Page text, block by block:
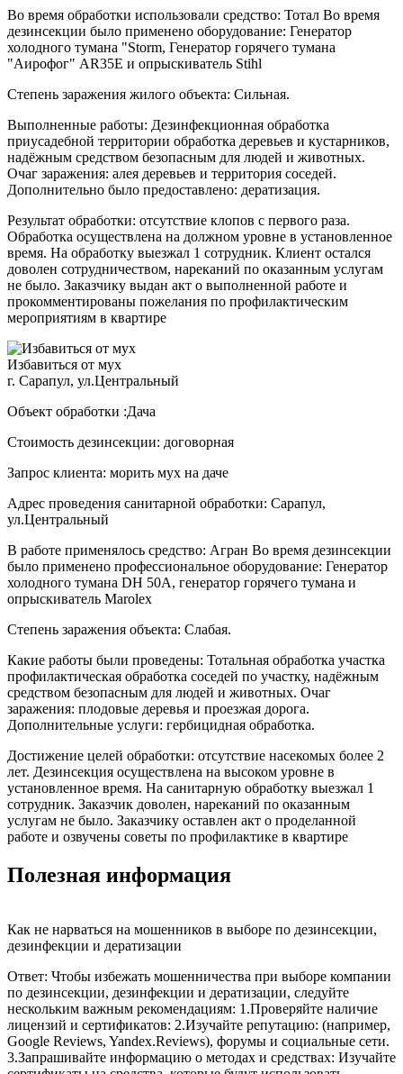
Во время обработки использовали средство: Тотал Во время
дезинсекции было применено оборудование: Генератор
холодного тумана "Storm, Генератор горячего тумана
"Аирофог" AR35E и опрыскиватель Stihl
Степень заражения жилого объекта: Сильная.
Выполненные работы: Дезинфекционная обработка
приусадебной территории обработка деревьев и кустарников,
надёжным средством безопасным для людей и животных.
Очаг заражения: алея деревьев и территория соседей.
Дополнительно было предоставлено: дератизация.
Результат обработки: отсутствие клопов с первого раза.
Обработка осуществлена на должном уровне в установленное
время. На обработку выезжал 1 сотрудник. Клиент остался
доволен сотрудничеством, нареканий по оказанным услугам
не было. Заказчику выдан акт о выполненной работе и
прокомментированы пожелания по профилактическим
мероприятиям в квартире
Избавиться от мух
г. Сарапул, ул.Центральный
Объект обработки :Дача
Стоимость дезинсекции: договорная
Запрос клиента: морить мух на даче
Адрес проведения санитарной обработки: Сарапул,
ул.Центральный
В работе применялось средство: Агран Во время дезинсекции
было применено профессиональное оборудование: Генератор
холодного тумана DH 50A, генератор горячего тумана и
опрыскиватель Marolex
Степень заражения объекта: Слабая.
Какие работы были проведены: Тотальная обработка участка
профилактическая обработка соседей по участку, надёжным
средством безопасным для людей и животных. Очаг
заражения: плодовые деревья и проезжая дорога.
Дополнительные услуги: гербицидная обработка.
Достижение целей обработки: отсутствие насекомых более 2
лет. Дезинсекция осуществлена на высоком уровне в
установленное время. На санитарную обработку выезжал 1
сотрудник. Заказчик доволен, нареканий по оказанным
услугам не было. Заказчику оставлен акт о проделанной
работе и озвучены советы по профилактике в квартире
Полезная информация
Как не нарваться на мошенников в выборе по дезинсекции,
дезинфекции и дератизации
Ответ: Чтобы избежать мошенничества при выборе компании
по дезинсекции, дезинфекции и дератизации, следуйте
нескольким важным рекомендациям: 1.Проверяйте наличие
лицензий и сертификатов: 2.Изучайте репутацию: (например,
Google Reviews, Yandex.Reviews), форумы и социальные сети.
3.Запрашивайте информацию о методах и средствах: Изучайте